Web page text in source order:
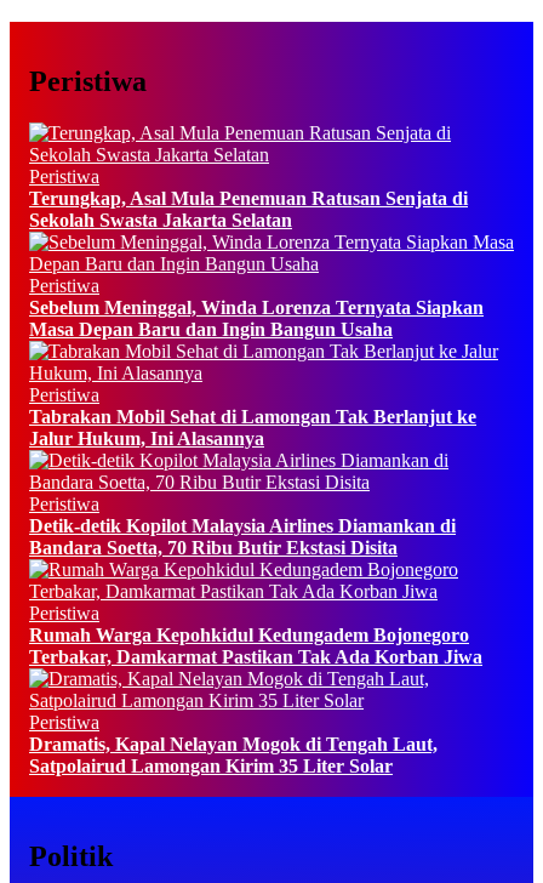
Peristiwa
Peristiwa
Terungkap, Asal Mula Penemuan Ratusan Senjata di
Sekolah Swasta Jakarta Selatan
Peristiwa
Sebelum Meninggal, Winda Lorenza Ternyata Siapkan
Masa Depan Baru dan Ingin Bangun Usaha
Peristiwa
Tabrakan Mobil Sehat di Lamongan Tak Berlanjut ke
Jalur Hukum, Ini Alasannya
Peristiwa
Detik-detik Kopilot Malaysia Airlines Diamankan di
Bandara Soetta, 70 Ribu Butir Ekstasi Disita
Peristiwa
Rumah Warga Kepohkidul Kedungadem Bojonegoro
Terbakar, Damkarmat Pastikan Tak Ada Korban Jiwa
Peristiwa
Dramatis, Kapal Nelayan Mogok di Tengah Laut,
Satpolairud Lamongan Kirim 35 Liter Solar
Politik